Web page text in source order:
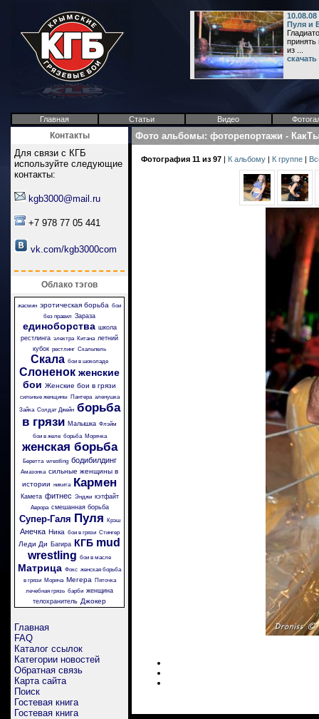
Пуля и
принять
из ...
Главная Статьи Видео
Контакты
Для связи с КГБ
используйте следующие
контакты:
kgb3000@mail.ru
+7 978 77 05 441
vk.com/kgb3000com
Облако тэгов
жасмин эротическая борьба бои
без правил Зараза
единоборства школа
рестлинга электра Китана летний
кубок рестлинг Скальпель
Скала бои в шоколаде
Слоненок женские
бои Женские бои в грязи
сильные женщины Пантера аленушка
Зайка Солдат Джейн борьба
в грязи Малышка Флэйм
бои в желе борьба Морячка
женская борьба
Беретта wrestling бодибилдинг
Амазонка сильные женщины в
истории никита Кармен
Камета фитнес Энджи кэтфайт
Аврора смешанная борьба
Супер-Галя Пуля Крэш
Анечка Ника бои в грязи Стингер
Леди Ди Багира КГБ mud
wrestling бои в масле
Матрица Фокс женская борьба
в грязи
Моряча Мегера
Пяточка
лечебная грязь барби женщина
телохранитель Джокер
Главная
FAQ
Каталог ссылок
Категории новостей
Обратная связь
Карта сайта
Поиск
Гостевая книга
Гостевая книга
Фото альбомы: фоторепортажи -
Фотография 11 из 97 | К альбому | К группе |